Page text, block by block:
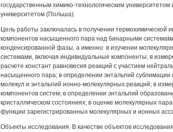
государственным химико-технологическим
университетом (Польша).
Цель работы заключалась в получении термохимической
компонентов насыщенного пара над бинарными
конденсированной фазы, а именно: в изучении
системами, включая индивидуальные компоненты; в
расчете констант равновесия реакций с участием
насыщенного пара; в определении энтальпий
молекул и энтальпий ионно-молекулярных реакций; в
компонентов систем; в определении энтальпий
кристаллическом состояниях; в оценке молекулярных
функции зарегистрированных молекулярных и ионных
Объекты исследования. В качестве объектов